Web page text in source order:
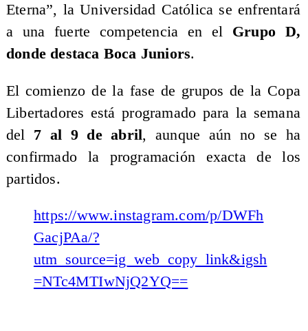
Eterna”, la Universidad Católica se enfrentará
a una fuerte competencia en el Grupo D,
donde destaca Boca Juniors.
El comienzo de la fase de grupos de la Copa
Libertadores está programado para la semana
del 7 al 9 de abril, aunque aún no se ha
confirmado la programación exacta de los
partidos.
https://www.instagram.com/p/DWFh
GacjPAa/?
utm_source=ig_web_copy_link&igsh
=NTc4MTIwNjQ2YQ==